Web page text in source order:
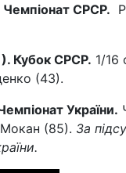
СРСР.
Кубок СРСР. 1/16
(43).
України.
(85). За